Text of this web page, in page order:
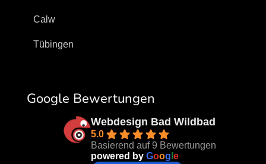
Calw
Tübingen
Google Bewertungen
Webdesign Bad Wildbad
5.0
Basierend auf 9 Bewertungen
powered by Goog e